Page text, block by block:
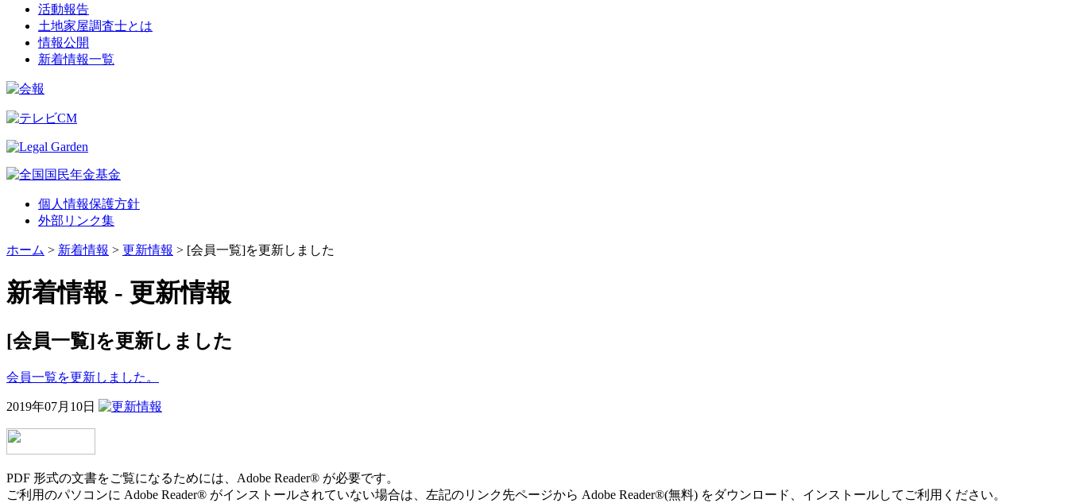
活動報告
土地家屋調査士とは
情報公開
新着情報一覧
個人情報保護方針
外部リンク集
ホーム > 新着情報 > 更新情報 > [会員一覧]を更新しました
新着情報 - 更新情報
[会員一覧]を更新しました
会員一覧を更新しました。
2019年07月10日
PDF 形式の文書をご覧になるためには、Adobe Reader® が必要です。
ご利用のパソコンに Adobe Reader® がインストールされていない場合は、左記のリンク先ページから Adobe Reader®(無料) をダウンロード、インストールしてご利用ください。